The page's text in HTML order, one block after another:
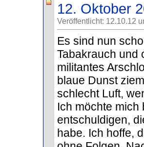
12. Oktober
Veröffentlicht: 12.10.12
Es sind nun
Tabakrauch und
militantes
blaue Dunst
schlecht Luft,
Ich möchte
entschuldigen,
habe. Ich hoffe,